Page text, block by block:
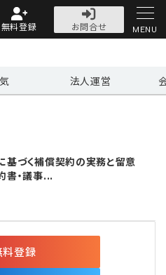
公益・一般法人オ
無料登録
お問合せ
MENU
法人運営
基づく補償契約の実務と留意
書・議事...
料登録